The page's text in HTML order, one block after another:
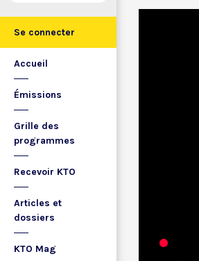
Se connecter
Accueil
Émissions
Grille des
programmes
Recevoir KTO
Articles et
dossiers
KTO Mag